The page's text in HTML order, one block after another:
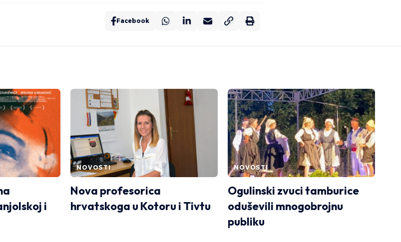
Facebook
i
NOVOSTI
Nova profesorica
hrvatskoga u Kotoru i Tivtu
NOVOSTI
Ogulinski zvuci tamburice
oduševili mnogobrojnu
publiku